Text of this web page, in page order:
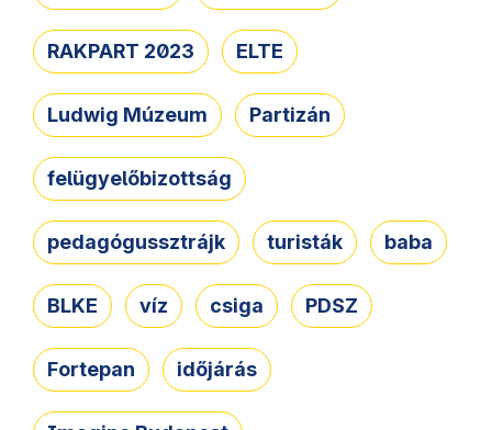
RAKPART 2023 ELTE
Ludwig Múzeum Partizán
felügyelőbizottság
pedagógussztrájk turisták baba
BLKE víz csiga PDSZ
Fortepan időjárás